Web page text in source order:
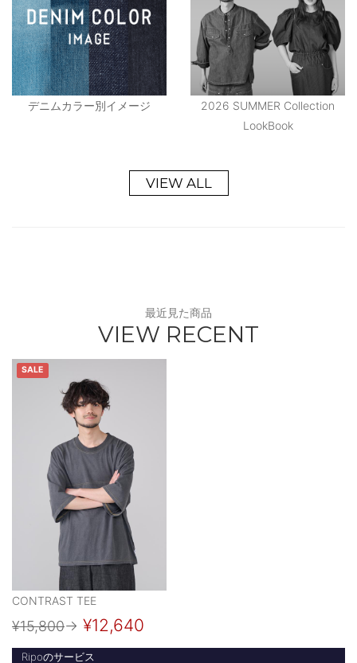
デニムカラー別イメージ
2026 SUMMER Collection
LookBook
VIEW ALL
最近見た商品
VIEW RECENT
SALE
CONTRAST TEE
¥15,800→ ¥12,640
Ripoのサービス